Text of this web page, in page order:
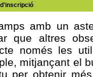
amb un
que altres
només les
mitjançant el
per obtenir